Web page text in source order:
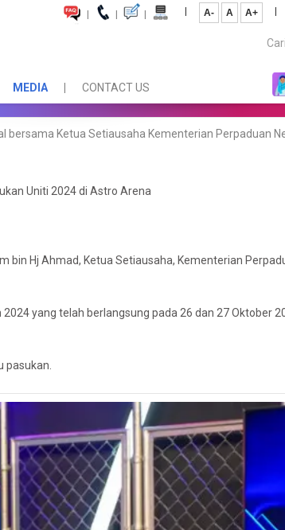
| | | | A- A A+ |
MEDIA CONTACT US
bersama Ketua Setiausaha Kementerian Perpaduan
Uniti 2024 di Astro Arena
bin Hj Ahmad, Ketua Setiausaha, Kementerian
yang telah berlangsung pada 26 dan 27 Oktober
pasukan.